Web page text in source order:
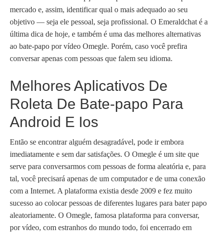
mercado e, assim, identificar qual o mais adequado ao seu
objetivo — seja ele pessoal, seja profissional. O Emeraldchat é a
última dica de hoje, e também é uma das melhores alternativas
ao bate-papo por vídeo Omegle. Porém, caso você prefira
conversar apenas com pessoas que falem seu idioma.
Melhores Aplicativos De
Roleta De Bate-papo Para
Android E Ios
Então se encontrar alguém desagradável, pode ir embora
imediatamente e sem dar satisfações. O Omegle é um site que
serve para conversarmos com pessoas de forma aleatória e, para
tal, você precisará apenas de um computador e de uma conexão
com a Internet. A plataforma existia desde 2009 e fez muito
sucesso ao colocar pessoas de diferentes lugares para bater papo
aleatoriamente. O Omegle, famosa plataforma para conversar,
por vídeo, com estranhos do mundo todo, foi encerrado em